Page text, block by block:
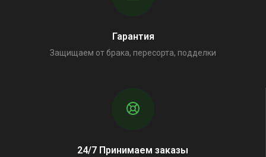
Гарантия
Защищаем от брака, пересорта, подделки
24/7 Принимаем заказы